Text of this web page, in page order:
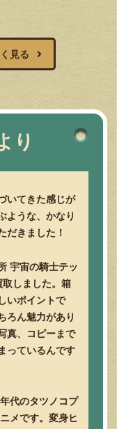
見る
り
いてきた感じが
ような、かなり
だきました！
宇宙の騎士テッ
しました。箱
いポイントで
ろん魅力があり
真、コピーまで
っているんです
代のタツノコプ
メです。変身ヒ